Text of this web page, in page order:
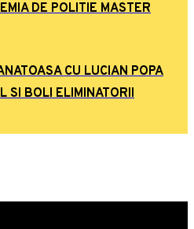
DE POLITIE MASTER
CU LUCIAN POPA
SI BOLI ELIMINATORII